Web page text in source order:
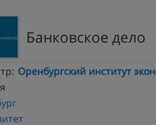
Банковское дело
Оренбургский институт